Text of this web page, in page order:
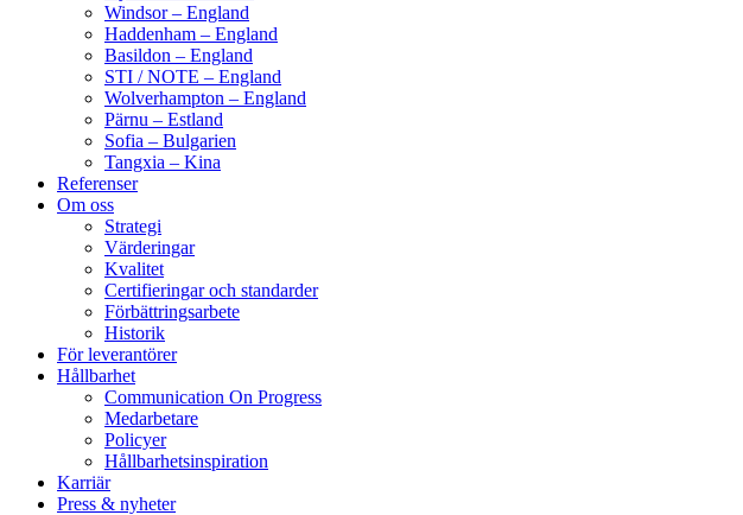
Windsor – England
Haddenham – England
Basildon – England
STI / NOTE – England
Wolverhampton – England
Pärnu – Estland
Sofia – Bulgarien
Tangxia – Kina
Referenser
Om oss
Strategi
Värderingar
Kvalitet
Certifieringar och standarder
Förbättringsarbete
Historik
För leverantörer
Hållbarhet
Communication On Progress
Medarbetare
Policyer
Hållbarhetsinspiration
Karriär
Press & nyheter